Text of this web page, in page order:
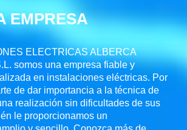
EMPRESA
ELECTRICAS ALBERCA
somos una empresa fiable y
en instalaciones eléctricas. Por
de dar importancia a la técnica de
realización sin dificultades de sus
le proporcionamos un